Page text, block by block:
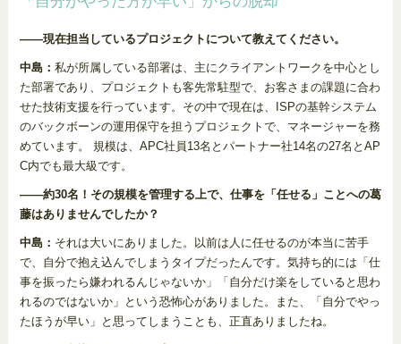
――現在担当しているプロジェクトについて教えてください。
中島： 私が所属している部署は、主にクライアントワークを中心とし
た部署であり、プロジェクトも客先常駐型で、お客さまの課題に合わ
せた技術支援を行っています。その中で現在は、ISPの基幹システム
のバックボーンの運用保守を担うプロジェクトで、マネージャーを務
めています。 規模は、APC社員13名とパートナー社14名の27名とAP
C内でも最大級です。
――約30名！その規模を管理する上で、仕事を「任せる」ことへの葛
藤はありませんでしたか？
中島： それは大いにありました。以前は人に任せるのが本当に苦手
で、自分で抱え込んでしまうタイプだったんです。気持ち的には「仕
事を振ったら嫌われるんじゃないか」「自分だけ楽をしていると思わ
れるのではないか」という恐怖心がありました。また、「自分でやっ
たほうが早い」と思ってしまうことも、正直ありましたね。